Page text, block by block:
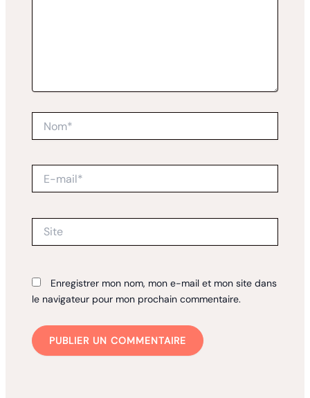
mail*
Site
Enregistrer mon nom, mon e-mail et mon site dans
le navigateur pour mon prochain commentaire.